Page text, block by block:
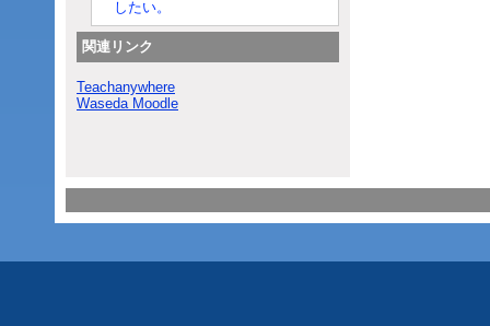
したい。
関連リンク
Teachanywhere
Waseda Moodle